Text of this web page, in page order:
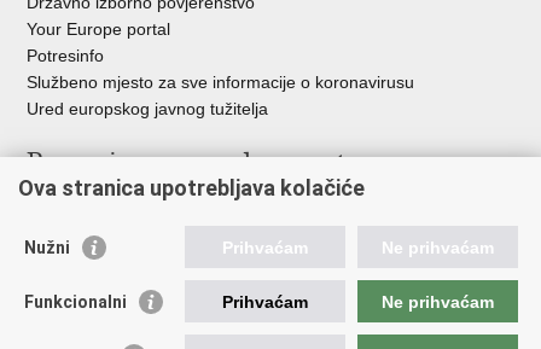
Your Europe portal
Potresinfo
Službeno mjesto za sve informacije o koronavirusu
Ured europskog javnog tužitelja
Poveznice pravosudnog sustava
Državno odvjetništvo
Ured za suzbijanje korupcije i organiziranog kriminaliteta
Državnoodvjetničko vijeće
Ova stranica upotrebljava kolačiće
Nužni Prihvaćam Ne prihvaćam
Funkcionalni Prihvaćam Ne prihvaćam